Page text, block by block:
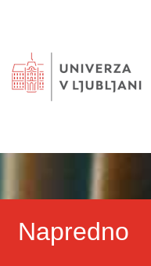
Napredno